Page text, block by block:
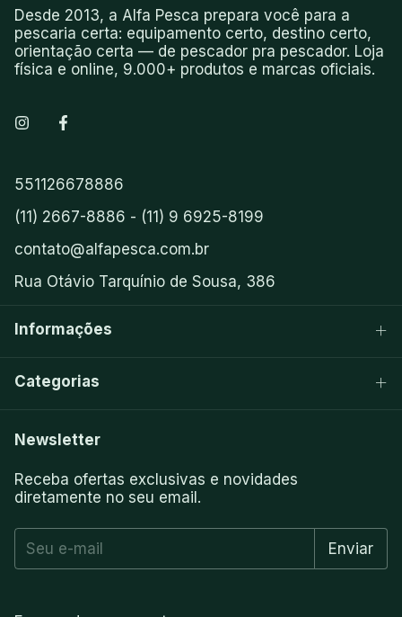
Desde 2013, a Alfa Pesca prepara você para a
pescaria certa: equipamento certo, destino certo,
orientação certa — de pescador pra pescador. Loja
física e online, 9.000+ produtos e marcas oficiais.
551126678886
(11) 2667-8886 - (11) 9 6925-8199
contato@alfapesca.com.br
Rua Otávio Tarquínio de Sousa, 386
Informações
Categorias
Newsletter
Receba ofertas exclusivas e novidades
diretamente no seu email.